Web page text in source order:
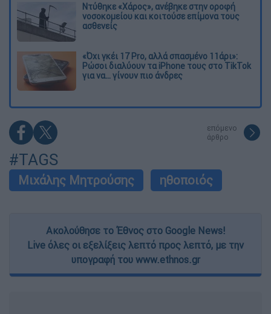
Ντύθηκε «Χάρος», ανέβηκε στην οροφή
νοσοκομείου και κοιτούσε επίμονα τους
ασθενείς
«Όχι γκέι 17 Pro, αλλά σπασμένο 11άρι»:
Ρώσοι διαλύουν τα iPhone τους στο TikTok
για να... γίνουν πιο άνδρες
επόμενο
άρθρο
#TAGS
Μιχάλης Μητρούσης ηθοποιός
Ακολούθησε το Έθνος στο Google News!
Live όλες οι εξελίξεις λεπτό προς λεπτό, με την
υπογραφή του www.ethnos.gr